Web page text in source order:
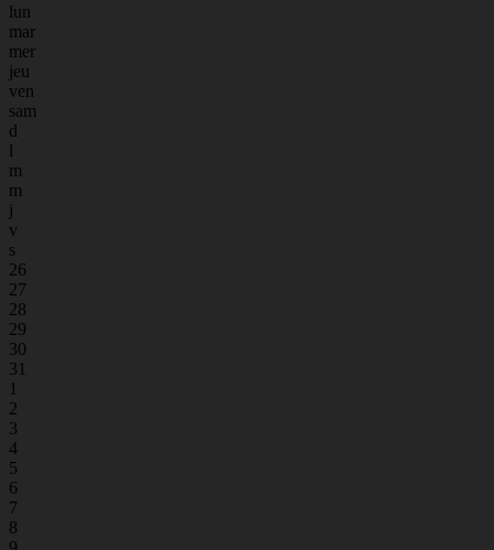
lun
mar
mer
jeu
ven
sam
d
l
m
m
j
v
s
26
27
28
29
30
31
1
2
3
4
5
6
7
8